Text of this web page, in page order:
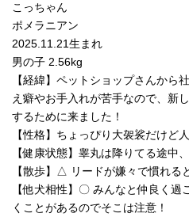
こっちゃん
ポメラニアン
2025.11.21生まれ
男の子 2.56kg
【経緯】ペットショップさんから
え癖やお手入れが苦手なので、新
するために来ました！
【性格】ちょっぴり大袈裟だけど
【健康状態】睾丸は降りてる途中
【散歩】△ リードが嫌々で慣れる
【他犬相性】〇 みんなと仲良く
くことがあるのでそこは注意！